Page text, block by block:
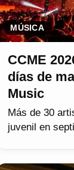
MÚSICA
CCME
días de
Music
Más de 30
juvenil en